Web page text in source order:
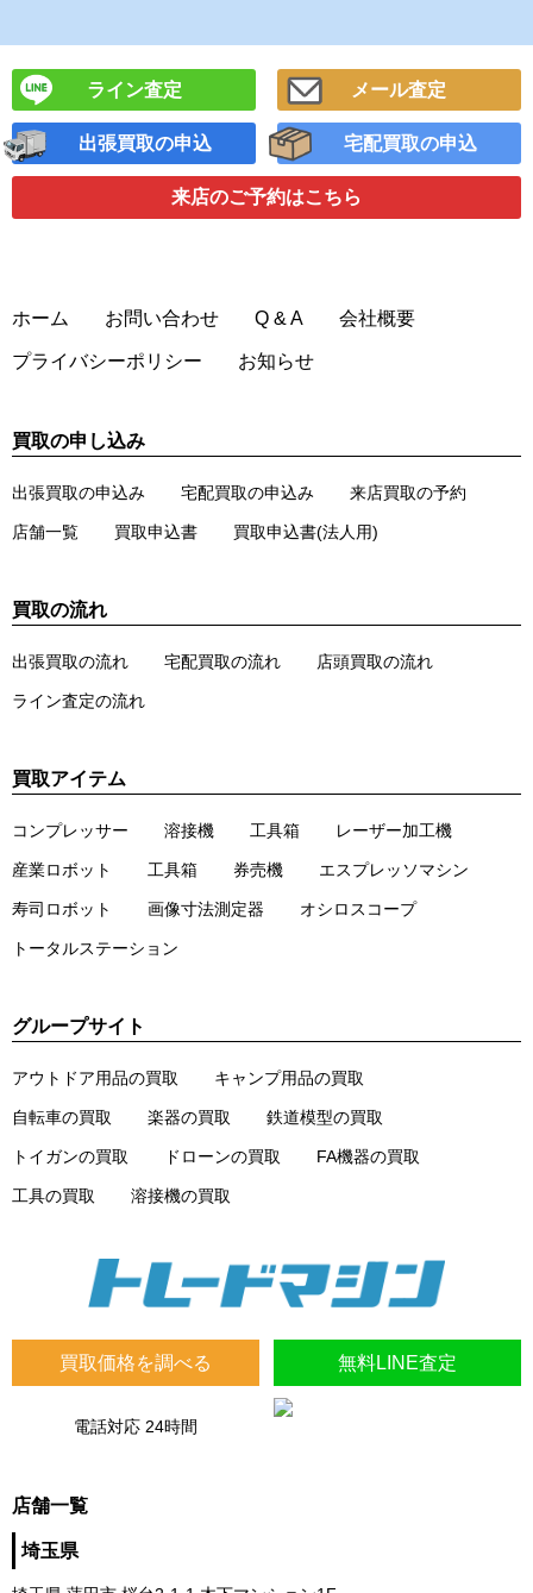
ライン査定 メール査定
出張買取の申込 宅配買取の申込
来店のご予約はこちら
買取価格を調べる 無料LINE査定
電話対応 24時間
店舗一覧
埼玉県
ホーム お問い合わせ Q & A 会社概要
プライバシーポリシー お知らせ
買取の申し込み
出張買取の申込み 宅配買取の申込み 来店買取の予約
店舗一覧 買取申込書 買取申込書(法人用)
買取の流れ
出張買取の流れ 宅配買取の流れ 店頭買取の流れ
ライン査定の流れ
買取アイテム
コンプレッサー 溶接機 工具箱 レーザー加工機
産業ロボット 工具箱 券売機 エスプレッソマシン
寿司ロボット 画像寸法測定器 オシロスコープ
トータルステーション
グループサイト
アウトドア用品の買取 キャンプ用品の買取
自転車の買取 楽器の買取 鉄道模型の買取
トイガンの買取 ドローンの買取 FA機器の買取
工具の買取 溶接機の買取